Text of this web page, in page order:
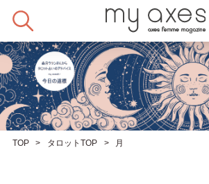
TOP タロットTOP 月